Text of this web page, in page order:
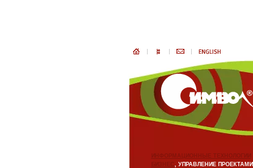
ИНФОРМАЦИОННЫЕ ТЕХНОЛОГИИ
БИЗНЕС, УПРАВЛЕНИЕ ПРОЕКТАМИ